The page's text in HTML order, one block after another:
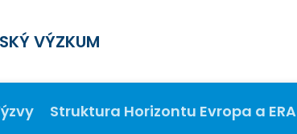
VÝZKUM
Struktura Horizontu Evropa a ERA